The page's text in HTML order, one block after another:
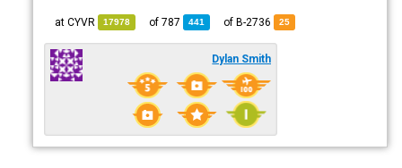
25
441
787
17978
CYVR
Dylan Smith